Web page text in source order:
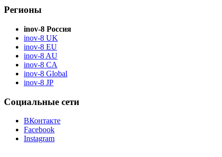
Регионы
inov-8 Россия
inov-8 UK
inov-8 EU
inov-8 AU
inov-8 CA
inov-8 Global
inov-8 JP
Социальные сети
ВКонтакте
Facebook
Instagram